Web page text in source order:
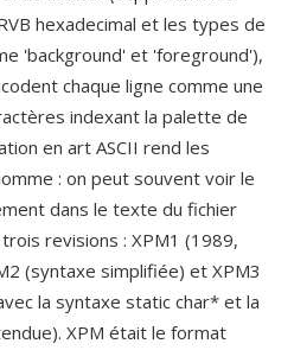
hexadecimal et les types de
'background' et 'foreground'),
chaque ligne comme une
indexant la palette de
en art ASCII rend les
: on peut souvent voir le
dans le texte du fichier
revisions : XPM1 (1989,
(syntaxe simplifiée) et XPM3
la syntaxe static char* et la
XPM était le format